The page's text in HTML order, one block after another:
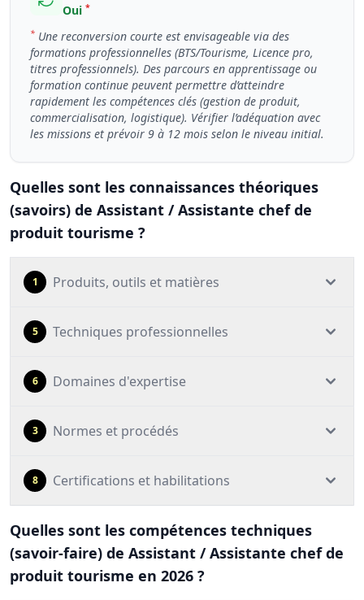
Oui *
* Une reconversion courte est envisageable via des
formations professionnelles (BTS/Tourisme, Licence pro,
titres professionnels). Des parcours en apprentissage ou
formation continue peuvent permettre d’atteindre
rapidement les compétences clés (gestion de produit,
commercialisation, logistique). Vérifier l’adéquation avec
les missions et prévoir 9 à 12 mois selon le niveau initial.
Quelles sont les connaissances théoriques
(savoirs) de Assistant / Assistante chef de
produit tourisme ?
1 Produits, outils et matières
5 Techniques professionnelles
6 Domaines d'expertise
3 Normes et procédés
8 Certifications et habilitations
Quelles sont les compétences techniques
(savoir-faire) de Assistant / Assistante chef de
produit tourisme en 2026 ?